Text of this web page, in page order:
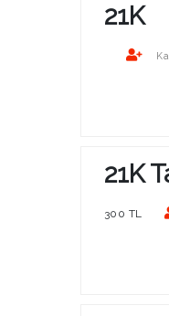
21K
21K
300 TL